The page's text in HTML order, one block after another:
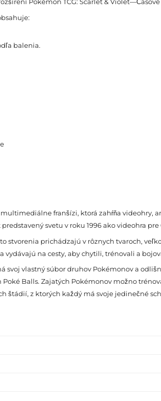
Pokémon TCG: Scarlet & Violet—Časové
balenia.
franšízi, ktorá zahŕňa videohry,
svetu v roku 1996 ako videohra
stvorenia prichádzajú v rôznych tvaroch,
vydávajú na cesty, aby chytili, trénovali a
vlastný súbor druhov Pokémonov a
Balls. Zajatých Pokémonov možno
štádií, z ktorých každý má svoje jedinečné